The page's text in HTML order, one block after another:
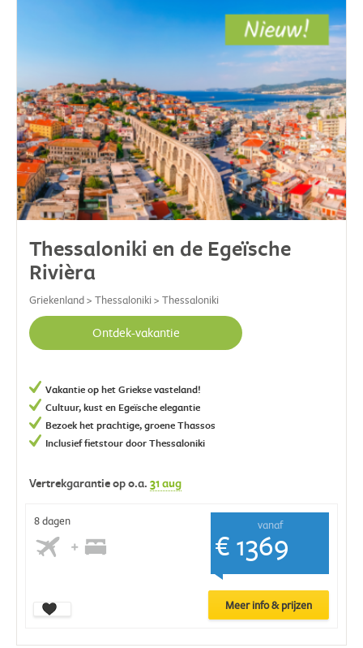
Thessaloniki en de Egeïsche
Rivièra
Griekenland > Thessaloniki > Thessaloniki
Ontdek-vakantie
Vakantie op het Griekse vasteland!
Cultuur, kust en Egeïsche elegantie
Bezoek het prachtige, groene Thassos
Inclusief fietstour door Thessaloniki
Vertrekgarantie op o.a. 31 aug
vanaf
€ 1369
8 dagen
Meer info & prijzen